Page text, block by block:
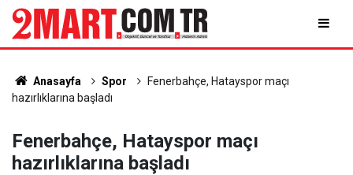
Anasayfa Spor
Fenerbahçe, Hatayspor maçı
hazırlıklarına başladı
Fenerbahçe, Hatayspor maçı
hazırlıklarına başladı